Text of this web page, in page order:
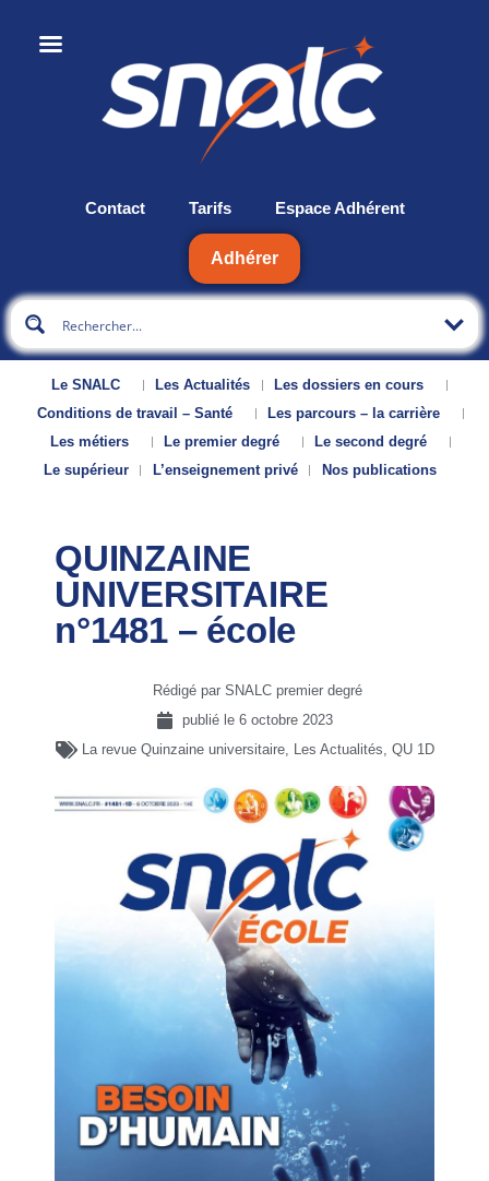
Contact Tarifs Espace Adhérent
Adhérer
Le SNALC Les Actualités
Les dossiers en cours
Conditions de travail – Santé
Les parcours – la carrière
Les métiers
Le premier degré
Le second degré
Le supérieur
L’enseignement privé Nos publications
QUINZAINE
UNIVERSITAIRE
n°1481 – école
Rédigé par SNALC premier degré
publié le 6 octobre 2023
La revue Quinzaine universitaire, Les Actualités, QU 1D